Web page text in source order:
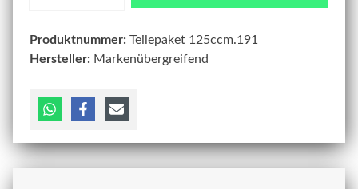
Produktnummer: Teilepaket 125ccm.191
Hersteller: Markenübergreifend